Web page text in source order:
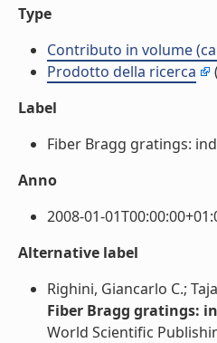
Type
Contributo in volume
Prodotto della ricerca
Label
Fiber Bragg gratings:
Anno
2008-01-
Alternative label
Righini, Giancarlo C.;
Fiber Bragg gratings:
World Scientific